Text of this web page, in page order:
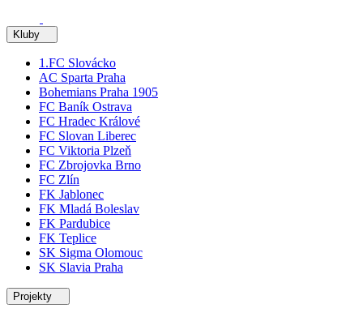
Kluby
1.FC Slovácko
AC Sparta Praha
Bohemians Praha 1905
FC Baník Ostrava
FC Hradec Králové
FC Slovan Liberec
FC Viktoria Plzeň
FC Zbrojovka Brno
FC Zlín
FK Jablonec
FK Mladá Boleslav
FK Pardubice
FK Teplice
SK Sigma Olomouc
SK Slavia Praha
Projekty